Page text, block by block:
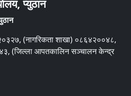
प्युठान
(नागरिकता शाखा) ०८६४२००४८,
(जिल्ला आपतकालिन सञ्चालन केन्द्र